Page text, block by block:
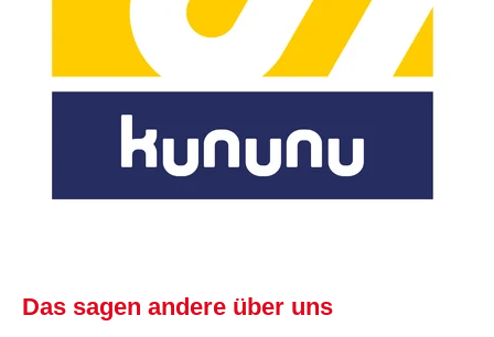
Das sagen andere über uns